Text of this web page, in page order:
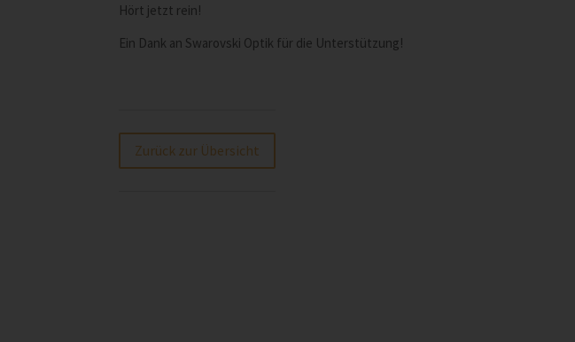
Hört jetzt rein!
Ein Dank an Swarovski Optik für die Unterstützung!
Zurück zur Übersicht